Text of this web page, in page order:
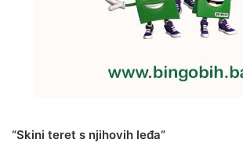
“Skini teret s njihovih leđa”